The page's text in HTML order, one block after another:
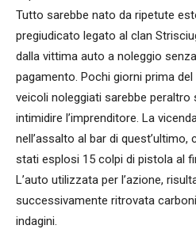
Tutto sarebbe nato da ripetute
pregiudicato legato al clan
dalla vittima auto a noleggio
pagamento. Pochi giorni prima
veicoli noleggiati sarebbe
intimidire l’imprenditore. La
nell’assalto al bar di
stati esplosi 15 colpi di pistola al
L’auto utilizzata per l’azione,
successivamente ritrovata
indagini.